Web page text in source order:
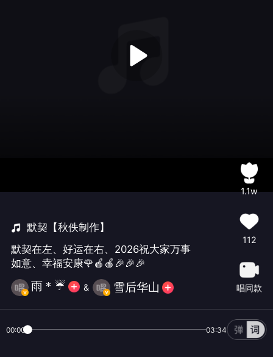
默契【秋佚制作】
默契在左、好运在右、2026祝大家万事
如意、幸福安康🌹🍎🍎🎉🎉🎉
雨＊☔️ & 雪后华山
1.1w
112
唱同款
00:00 03:34